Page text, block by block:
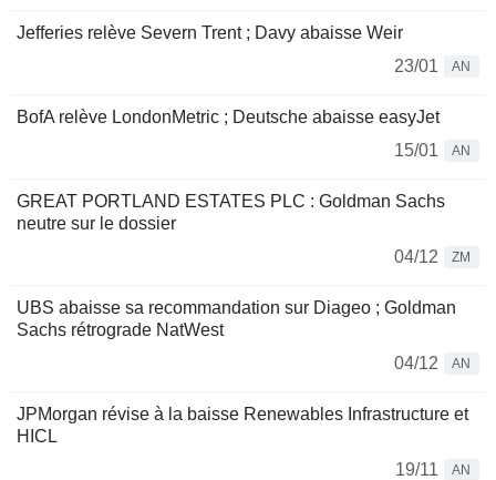
Jefferies relève Severn Trent ; Davy abaisse Weir
23/01
AN
BofA relève LondonMetric ; Deutsche abaisse easyJet
15/01
AN
GREAT PORTLAND ESTATES PLC : Goldman Sachs
neutre sur le dossier
04/12
ZM
UBS abaisse sa recommandation sur Diageo ; Goldman
Sachs rétrograde NatWest
04/12
AN
JPMorgan révise à la baisse Renewables Infrastructure et
HICL
19/11
AN